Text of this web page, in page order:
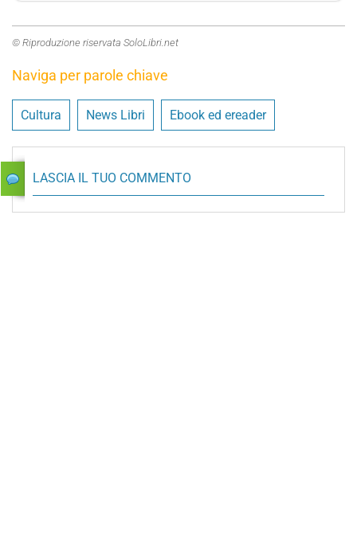
© Riproduzione riservata SoloLibri.net
Naviga per parole chiave
Cultura News Libri Ebook ed ereader
LASCIA IL TUO COMMENTO